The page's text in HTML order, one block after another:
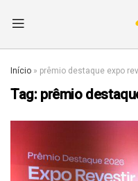
Início » prêmio destaque expo
Tag: prêmio